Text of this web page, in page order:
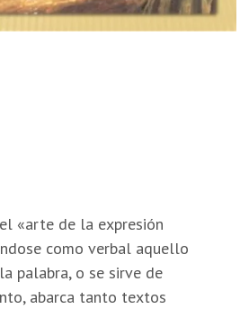
«arte de la expresión
como verbal aquello
palabra, o se sirve de
abarca tanto textos